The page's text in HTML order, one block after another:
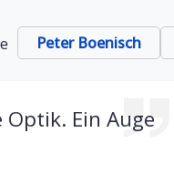
Peter Boenisch
Ein Auge